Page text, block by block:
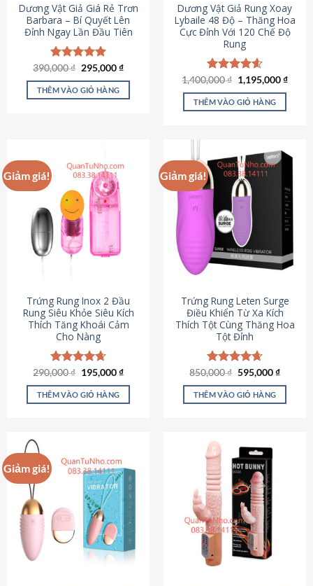
Dương Vật Giả Giá Rẻ Trơn
Barbara – Bí Quyết Lên
Đỉnh Ngay Lần Đầu Tiên
Được xếp
hạng4.90
5 sao
390,000₫ Giá
là:
390,000 ₫.
295,000₫Giá
tại
THÊM VÀO GIỎ HÀNG
Dương Vật Giả Rung Xoay
Lybaile 48 Độ – Thăng Hoa
Cực Đỉnh Với 120 Chế Độ
Rung
Được xếp
hạng4.62
5 sao
1,400,000₫ Giá
gốc
là:
1,400,000 ₫.
1,195,000₫Giá
THÊM VÀO GIỎ HÀNG
Giảm giá!
Trứng Rung Inox 2 Đầu
Rung Siêu Khỏe Siêu Kích
Thích Tăng Khoái Cảm
Cho Nàng
Được xếp
hạng4.64
5 sao
290,000₫ Giá
là:
290,000 ₫.
195,000₫Giá
tại
THÊM VÀO GIỎ HÀNG
Giảm giá!
Trứng Rung Leten Surge
Điều Khiển Từ Xa Kích
Thích Tột Cùng Thăng Hoa
Tột Đỉnh
Được xếp
hạng4.69
5 sao
850,000₫ Giá
là:
850,000 ₫.
595,000₫Giá
tại
THÊM VÀO GIỎ HÀNG
Giảm giá!